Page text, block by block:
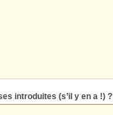
introduites (s’il y en a !) ?